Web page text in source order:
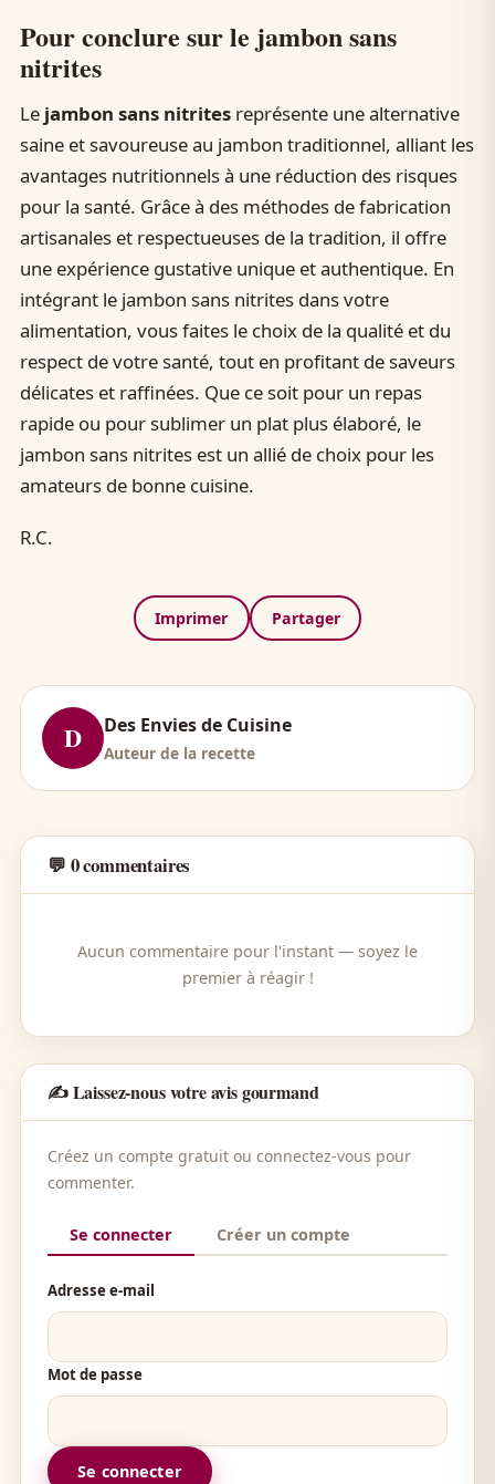
Pour conclure sur le jambon sans
nitrites
Lejambon sans nitritesreprésente une alternative
saine et savoureuse au jambon traditionnel, alliant les
avantages nutritionnels à une réduction des risques
pour la santé. Grâce à des méthodes de fabrication
artisanales et respectueuses de la tradition, il offre
une expérience gustative unique et authentique. En
intégrant le jambon sans nitrites dans votre
alimentation, vous faites le choix de la qualité et du
respect de votre santé, tout en profitant de saveurs
délicates et raffinées. Que ce soit pour un repas
rapide ou pour sublimer un plat plus élaboré, le
jambon sans nitrites est un allié de choix pour les
amateurs de bonne cuisine.
R.C.
Imprimer Partager
D Des Envies de Cuisine
Auteur de la recette
💬 0 commentaires
Aucun commentaire pour l'instant — soyez le
premier à réagir !
✍️ Laissez-nous votre avis gourmand
Créez un compte gratuit ou connectez-vous pour
commenter.
Se connecter Créer un compte
Adresse e-mail
Mot de passe
Se connecter